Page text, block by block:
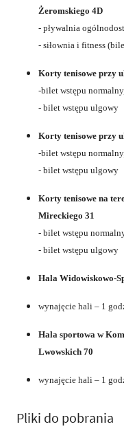
Żeromskiego 4D
- pływalnia
- siłownia i fitness
Korty tenisowe przy
-bilet wstępu
- bilet wstępu ulgowy
Korty tenisowe przy
-bilet wstępu
- bilet wstępu ulgowy
Korty tenisowe na
Mireckiego 31
- bilet wstępu
- bilet wstępu ulgowy
Hala Widowiskowo-
wynajęcie hali – 1
Hala sportowa w
Lwowskich 70
wynajęcie hali – 1
Pliki do pobrania